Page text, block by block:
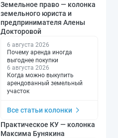
Земельное право — колонка
земельного юриста и
предпринимателя Алены
Докторовой
6 августа 2026
Почему аренда иногда
выгоднее покупки
6 августа 2026
Когда можно выкупить
арендованный земельный
участок
Все статьи колонки
Практическое КУ — колонка
Максима Бунякина